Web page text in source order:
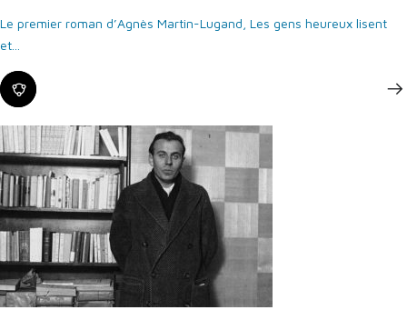
Le premier roman d’Agnès Martin-Lugand, Les gens heureux lisent
et...